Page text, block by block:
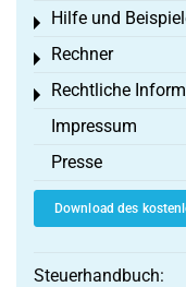
Hilfe und
Toggle menu
Rechner
Toggle menu
Rechtliche
Toggle menu
Impressum
Presse
Download des
Steuerhandbuch: